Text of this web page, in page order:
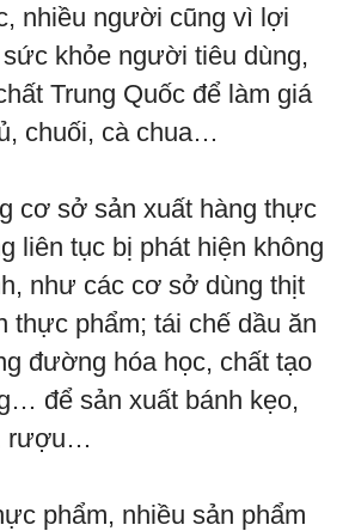
nhiều người cũng vì lợi
khỏe người tiêu dùng,
Trung Quốc để làm giá
chuối, cà chua…
cơ sở sản xuất hàng thực
liên tục bị phát hiện không
như các cơ sở dùng thịt
thực phẩm; tái chế dầu ăn
đường hóa học, chất tạo
để sản xuất bánh kẹo,
rượu…
phẩm, nhiều sản phẩm